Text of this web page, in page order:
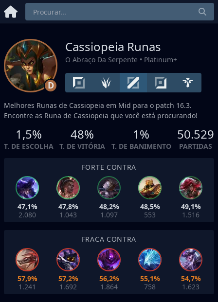
D
Cassiopeia Runas
O Abraço Da Serpente • Platinum+
Melhores Runas de Cassiopeia em Mid para o patch 16.3.
Encontre as Runa de Cassiopeia que você está procurando!
1,5%
T. DE ESCOLHA
48%
T. DE VITÓRIA
1%
T. DE BANIMENTO
50.529
PARTIDAS
FORTE CONTRA
47,1%
2.080
47,8%
1.043
48,2%
1.097
48,5%
553
49,1%
1.516
FRACA CONTRA
57,9%
1.241
57,2%
1.692
56,2%
1.864
55,1%
758
54,7%
1.623